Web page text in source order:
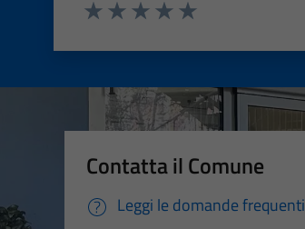
Contatta il Comune
Leggi le domande frequenti